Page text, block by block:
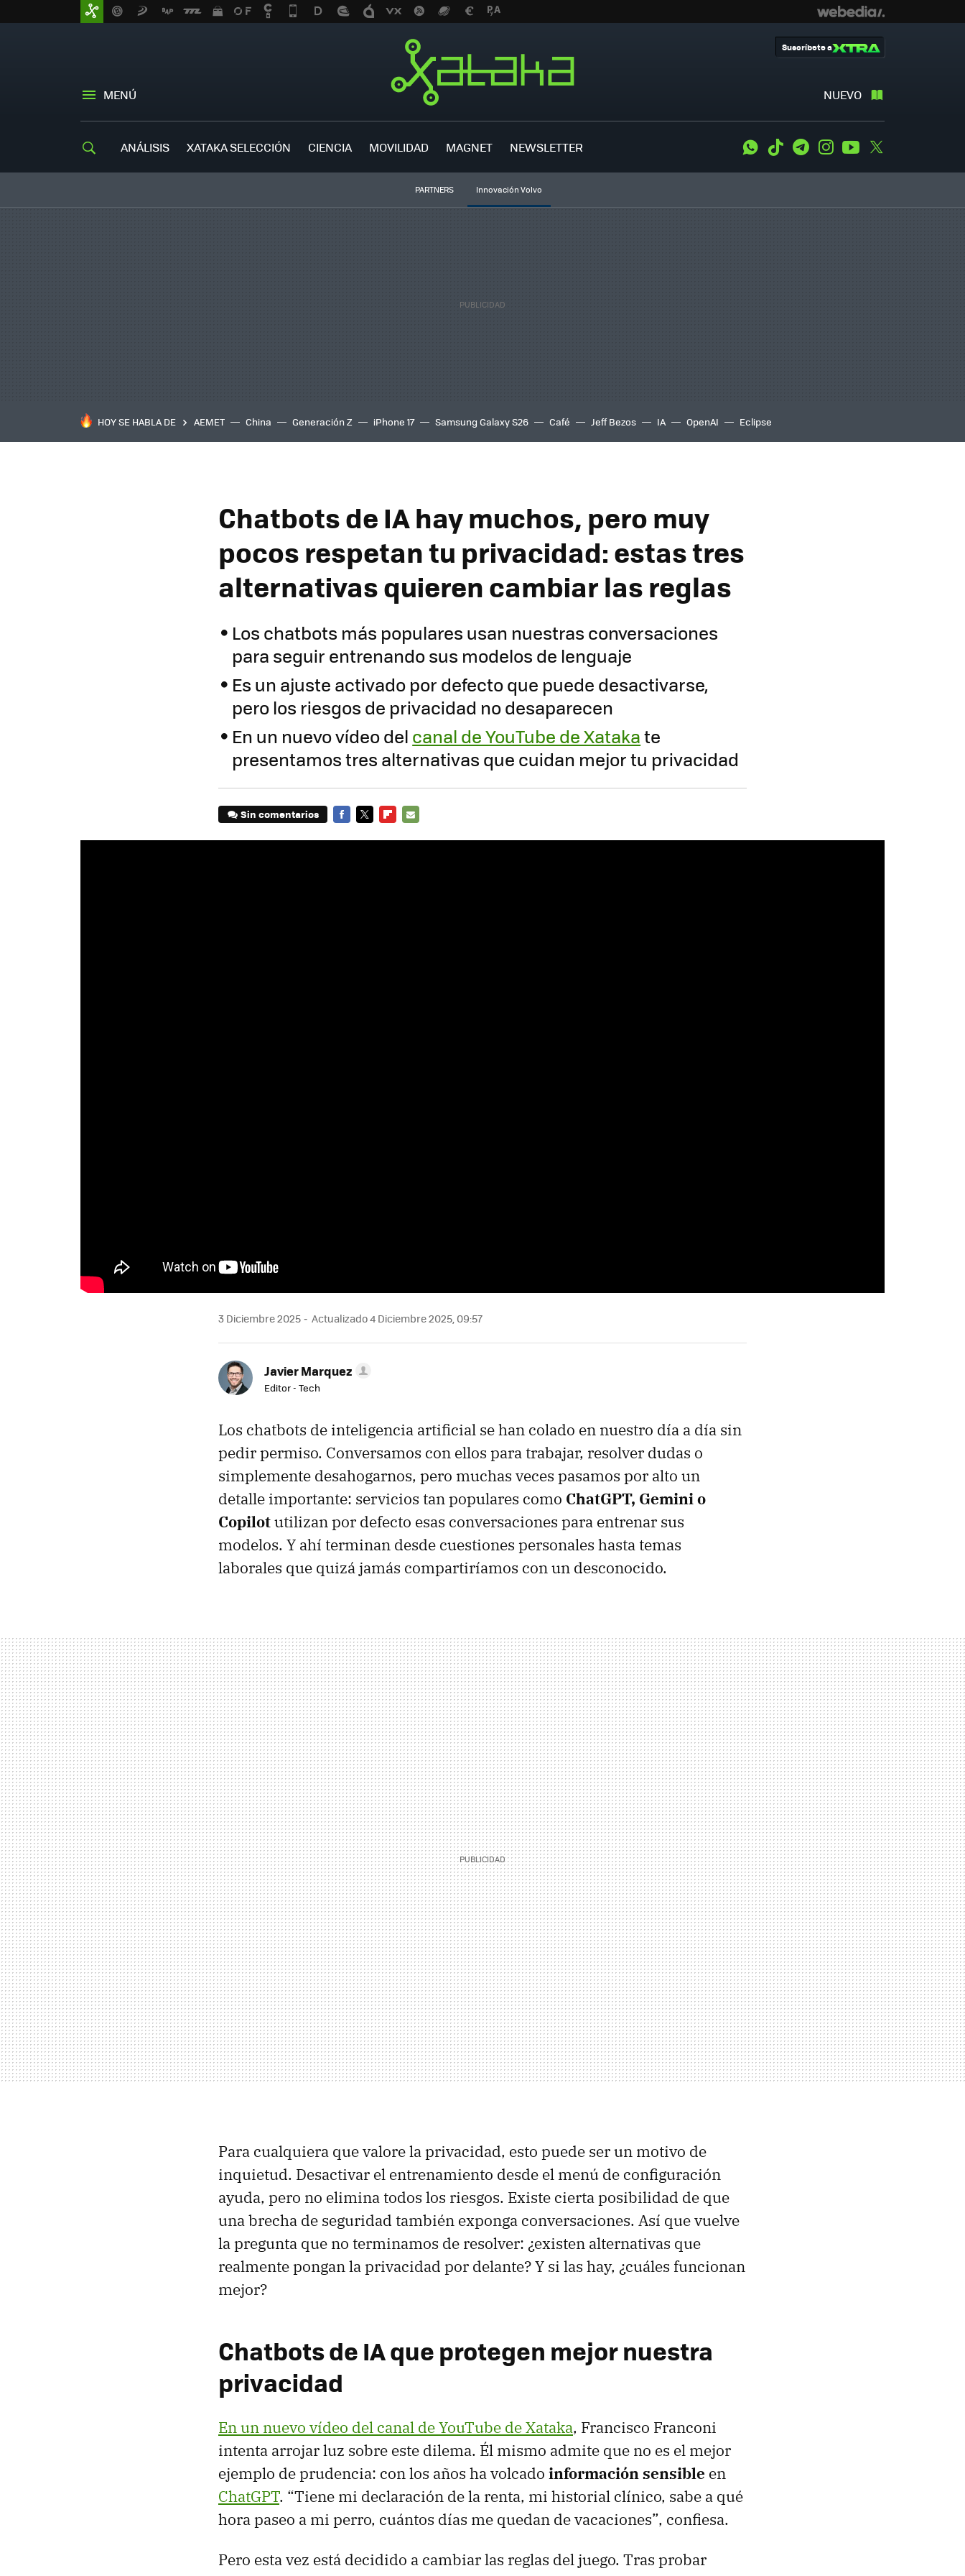
MENÚ NUEVO
Suscríbete a
ANÁLISIS XATAKA SELECCIÓN CIENCIA MOVILIDAD MAGNET NEWSLETTER WhatsApp
Tiktok TelegramInstagramYoutube
PARTNERS Innovación Volvo
HOY SE HABLA DE AEMET China Generación Z iPhone 17 Samsung Galaxy S26 Café Jeff Bezos IA OpenAI Eclipse
Chatbots de IA hay muchos, pero muy
pocos respetan tu privacidad: estas tres
alternativas quieren cambiar las reglas
Los chatbots más populares usan nuestras conversaciones
para seguir entrenando sus modelos de lenguaje
Es un ajuste activado por defecto que puede desactivarse,
pero los riesgos de privacidad no desaparecen
En un nuevo vídeo del canal de YouTube de Xatakate
presentamos tres alternativas que cuidan mejor tu privacidad
Sin comentarios
3 Diciembre 2025 Actualizado 4 Diciembre 2025, 09:57
Javier Marquez
Editor - Tech
Los chatbots de inteligencia artificial se han colado en nuestro día a día sin
pedir permiso. Conversamos con ellos para trabajar, resolver dudas o
simplemente desahogarnos, pero muchas veces pasamos por alto un
detalle importante: servicios tan populares como ChatGPT, Gemini o
Copilotutilizan por defecto esas conversaciones para entrenar sus
modelos. Y ahí terminan desde cuestiones personales hasta temas
laborales que quizá jamás compartiríamos con un desconocido.
Para cualquiera que valore la privacidad, esto puede ser un motivo de
inquietud. Desactivar el entrenamiento desde el menú de configuración
ayuda, pero no elimina todos los riesgos. Existe cierta posibilidad de que
una brecha de seguridad también exponga conversaciones. Así que vuelve
la pregunta que no terminamos de resolver: ¿existen alternativas que
realmente pongan la privacidad por delante? Y si las hay, ¿cuáles funcionan
mejor?
Chatbots de IA que protegen mejor nuestra
privacidad
En un nuevo vídeo del canal de YouTube de Xataka, Francisco Franconi
intenta arrojar luz sobre este dilema. Él mismo admite que no es el mejor
ejemplo de prudencia: con los años ha volcado información sensible en
ChatGPT. “Tiene mi declaración de la renta, mi historial clínico, sabe a qué
hora paseo a mi perro, cuántos días me quedan de vacaciones”, confiesa.
Pero esta vez está decidido a cambiar las reglas del juego. Tras probar